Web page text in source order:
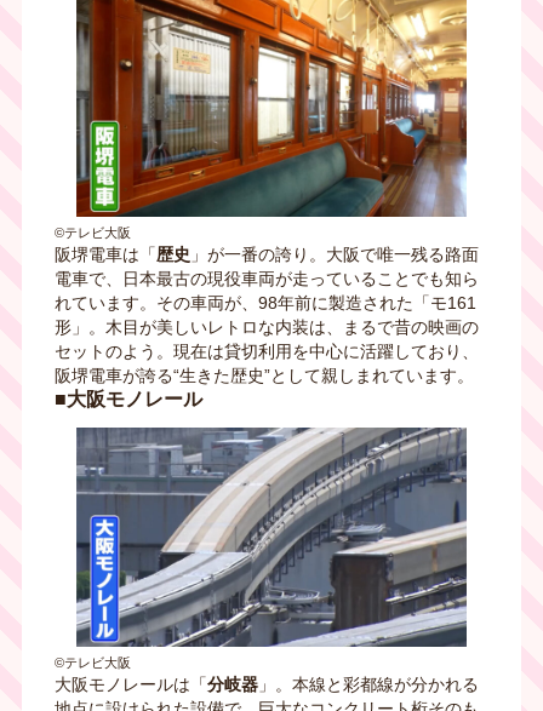
©テレビ大阪
阪堺電車は「歴史 」が一番の誇り。大阪で唯一残る路面
電車で、日本最古の現役車両が走っていることでも知ら
れています。その車両が、98年前に製造された「モ161
形」。木目が美しいレトロな内装は、まるで昔の映画の
セットのよう。現在は貸切利用を中心に活躍しており、
阪堺電車が誇る“生きた歴史”として親しまれています。
■大阪モノレール
©テレビ大阪
大阪モノレールは「分岐器」。本線と彩都線が分かれる